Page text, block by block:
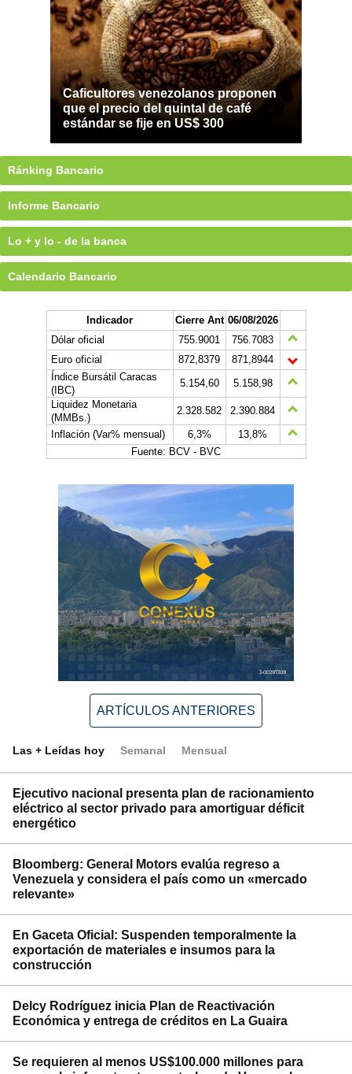
Caficultores venezolanos proponen
que el precio del quintal de café
estándar se fije en US$ 300
Ránking Bancario
Informe Bancario
Lo + y lo - de la banca
Calendario Bancario
Indicador Cierre Ant 06/08/2026
Dólar oficial
755.9001
756.7083
Euro oficial
872,8379
871,8944
Índice Bursátil Caracas
(IBC)
5.154,60
5.158,98
Liquidez Monetaria
(MMBs.)
2.328.582
2.390.884
Inflación (Var% mensual)
6,3%
13,8%
Fuente: BCV - BVC
ARTÍCULOS ANTERIORES
Las + Leídas hoy Semanal Mensual
Ejecutivo nacional presenta plan de racionamiento
eléctrico al sector privado para amortiguar déficit
energético
Bloomberg: General Motors evalúa regreso a
Venezuela y considera el país como un «mercado
relevante»
En Gaceta Oficial: Suspenden temporalmente la
exportación de materiales e insumos para la
construcción
Delcy Rodríguez inicia Plan de Reactivación
Económica y entrega de créditos en La Guaira
Se requieren al menos US$100.000 millones para